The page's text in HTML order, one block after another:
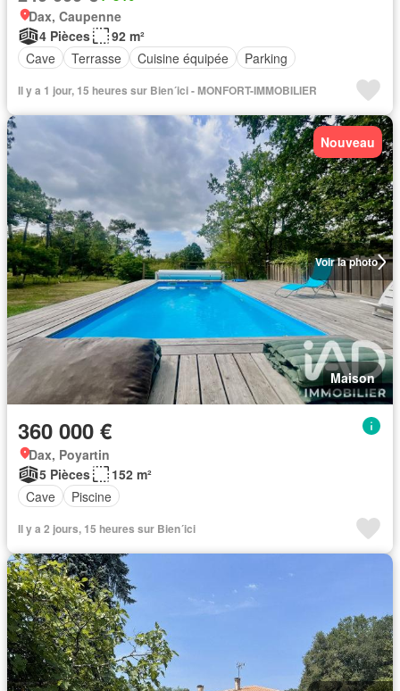
Dax, Caupenne
4 Pièces
92 m²
Cave
Terrasse Cuisine équipée Parking
Il y a 1 jour, 15 heures sur Bien´ici - MONFORT-IMMOBILIER
Voir la photo
Nouveau
Maison
360 000 €
Dax, Poyartin
5 Pièces
152 m²
Cave
Piscine
Il y a 2 jours, 15 heures sur Bien´ici